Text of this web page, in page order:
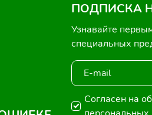
ПОДПИСКА
Узнавайте
специальных
Согласен на